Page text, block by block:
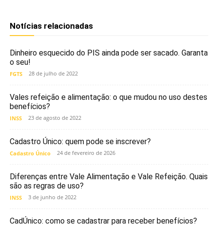
Notícias relacionadas
Dinheiro esquecido do PIS ainda pode ser sacado. Garanta
o seu!
FGTS 28 de julho de 2022
Vales refeição e alimentação: o que mudou no uso destes
benefícios?
INSS 23 de agosto de 2022
Cadastro Único: quem pode se inscrever?
Cadastro Único 24 de fevereiro de 2026
Diferenças entre Vale Alimentação e Vale Refeição. Quais
são as regras de uso?
INSS 3 de junho de 2022
CadÚnico: como se cadastrar para receber benefícios?